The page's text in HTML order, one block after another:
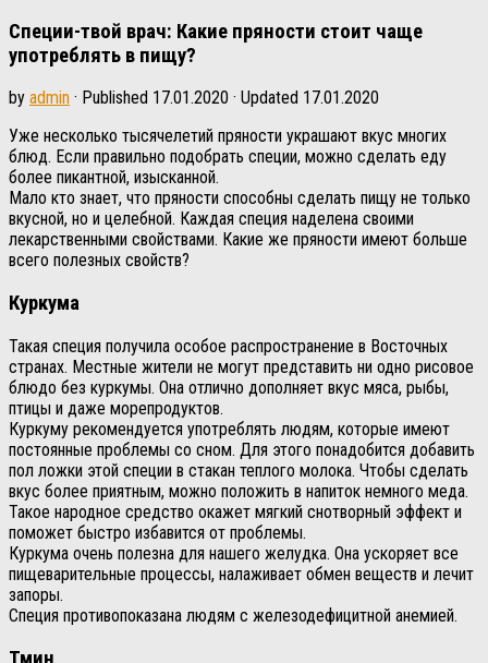
Специи-твой врач: Какие пряности стоит чаще
употреблять в пищу?
by admin · Published 17.01.2020 · Updated 17.01.2020
Уже несколько тысячелетий пряности украшают вкус многих
блюд. Если правильно подобрать специи, можно сделать еду
более пикантной, изысканной.
Мало кто знает, что пряности способны сделать пищу не только
вкусной, но и целебной. Каждая специя наделена своими
лекарственными свойствами. Какие же пряности имеют больше
всего полезных свойств?
Куркума
Такая специя получила особое распространение в Восточных
странах. Местные жители не могут представить ни одно рисовое
блюдо без куркумы. Она отлично дополняет вкус мяса, рыбы,
птицы и даже морепродуктов.
Куркуму рекомендуется употреблять людям, которые имеют
постоянные проблемы со сном. Для этого понадобится добавить
пол ложки этой специи в стакан теплого молока. Чтобы сделать
вкус более приятным, можно положить в напиток немного меда.
Такое народное средство окажет мягкий снотворный эффект и
поможет быстро избавится от проблемы.
Куркума очень полезна для нашего желудка. Она ускоряет все
пищеварительные процессы, налаживает обмен веществ и лечит
запоры.
Специя противопоказана людям с железодефицитной анемией.
Тмин